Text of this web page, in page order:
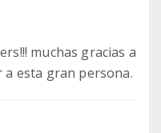
muchas gracias a
esta gran persona.